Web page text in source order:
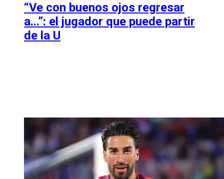
“Ve con buenos ojos regresar
a...”: el jugador que puede partir
de la U